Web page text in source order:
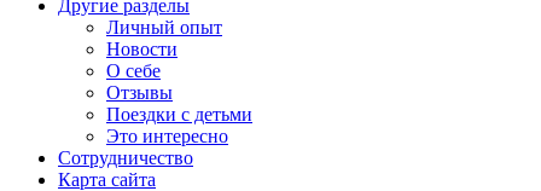
Другие разделы
Личный опыт
Новости
О себе
Отзывы
Поездки с детьми
Это интересно
Сотрудничество
Карта сайта